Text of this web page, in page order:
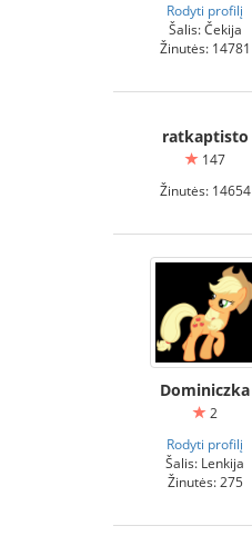
Rodyti profilį
Šalis: Čekija
Žinutės: 14781
ratkaptisto
147
Žinutės: 14654
Dominiczka
2
Rodyti profilį
Šalis: Lenkija
Žinutės: 275